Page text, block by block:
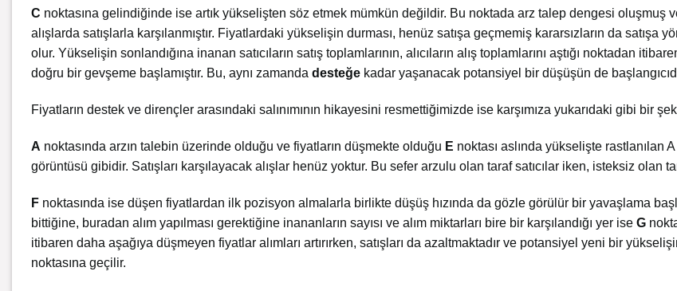
C noktasına gelindiğinde ise artık yükselişten söz etmek mümkün değildir. Bu noktada arz talep dengesi oluşmuş
alışlarda satışlarla karşılanmıştır. Fiyatlardaki yükselişin durması, henüz satışa geçmemiş kararsızların da satışa
olur. Yükselişin sonlandığına inanan satıcıların satış toplamlarının, alıcıların alış toplamlarını aştığı noktadan
doğru bir gevşeme başlamıştır. Bu, aynı zamanda desteğe kadar yaşanacak potansiyel bir düşüşün de
Fiyatların destek ve dirençler arasındaki salınımının hikayesini resmettiğimizde ise karşımıza yukarıdaki gibi bir
A noktasında arzın talebin üzerinde olduğu ve fiyatların düşmekte olduğu E noktası aslında yükselişte rastlanılan
görüntüsü gibidir. Satışları karşılayacak alışlar henüz yoktur. Bu sefer arzulu olan taraf satıcılar iken, isteksiz olan
F noktasında ise düşen fiyatlardan ilk pozisyon almalarla birlikte düşüş hızında da gözle görülür bir yavaşlama
bittiğine, buradan alım yapılması gerektiğine inananların sayısı ve alım miktarları bire bir karşılandığı yer ise G
itibaren daha aşağıya düşmeyen fiyatlar alımları artırırken, satışları da azaltmaktadır ve potansiyel yeni bir
noktasına geçilir.